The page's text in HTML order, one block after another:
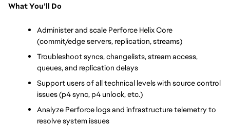
What You’ll Do
Administer and scale Perforce Helix Core
(commit/edge servers, replication, streams)
Troubleshoot syncs, changelists, stream access,
queues, and replication delays
Support users of all technical levels with source control
issues (p4 sync, p4 unlock, etc.)
Analyze Perforce logs and infrastructure telemetry to
resolve system issues